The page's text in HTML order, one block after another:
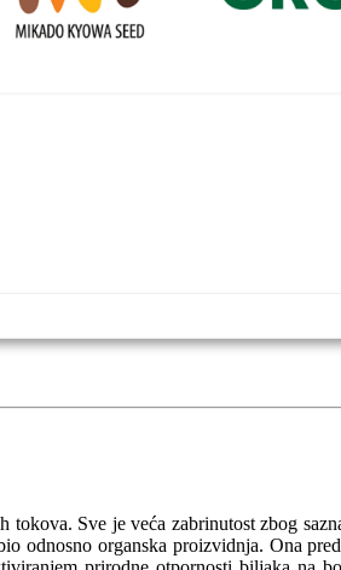
Sve je veća zabrinutost zbog
odnosno organska proizvidnja. Ona